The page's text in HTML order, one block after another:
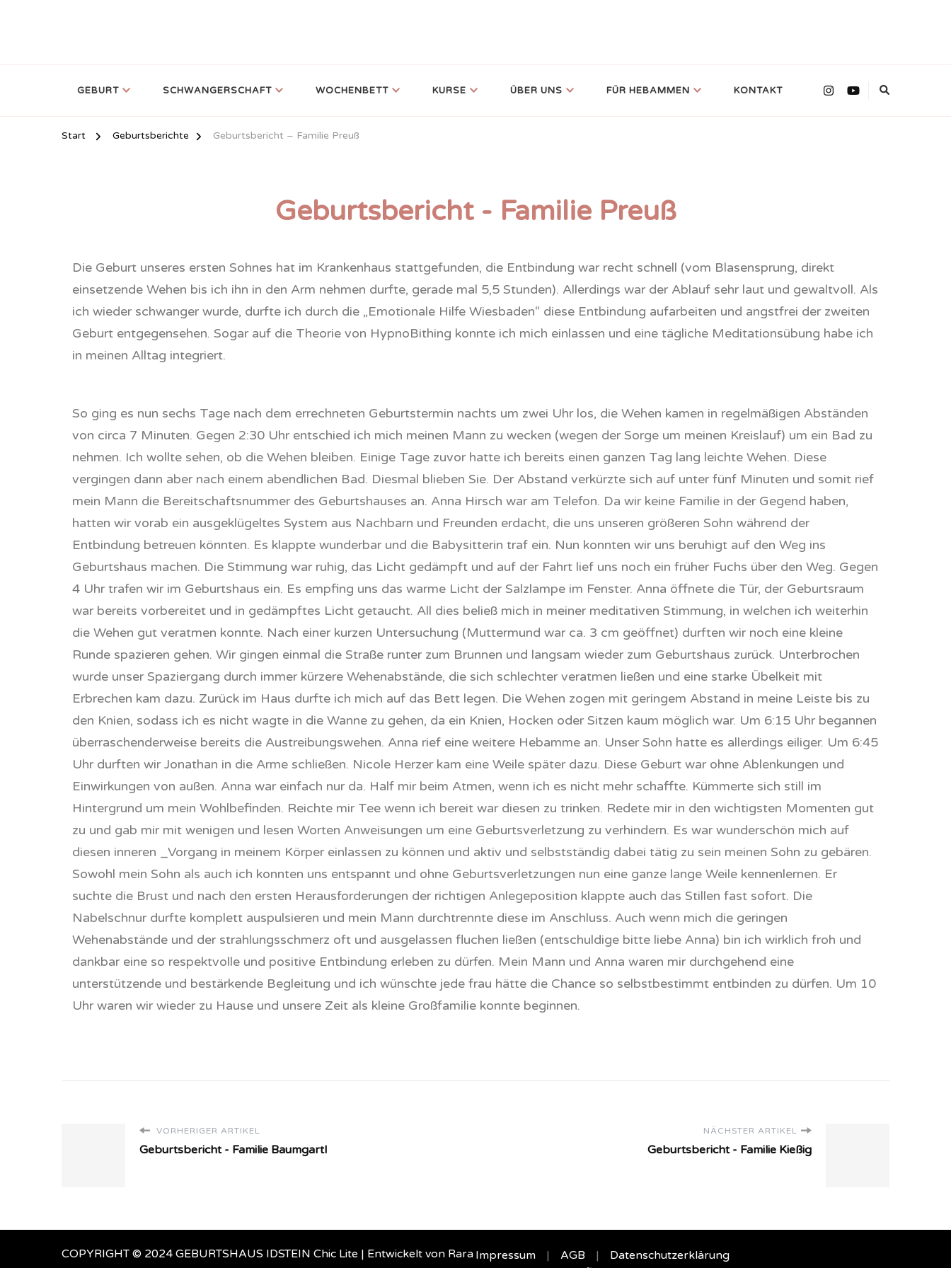
GEBURT SCHWANGERSCHAFT WOCHENBETT KURSE ÜBER UNS FÜR HEBAMMEN KONTAKT
Start Geburtsberichte Geburtsbericht – Familie Preuß
Geburtsbericht - Familie Preuß
Die Geburt unseres ersten Sohnes hat im Krankenhaus stattgefunden, die Entbindung war recht schnell (vom Blasensprung, direkt
einsetzende Wehen bis ich ihn in den Arm nehmen durfte, gerade mal 5,5 Stunden). Allerdings war der Ablauf sehr laut und gewaltvoll. Als
ich wieder schwanger wurde, durfte ich durch die „Emotionale Hilfe Wiesbaden“ diese Entbindung aufarbeiten und angstfrei der zweiten
Geburt entgegensehen. Sogar auf die Theorie von HypnoBithing konnte ich mich einlassen und eine tägliche Meditationsübung habe ich
in meinen Alltag integriert.
So ging es nun sechs Tage nach dem errechneten Geburtstermin nachts um zwei Uhr los, die Wehen kamen in regelmäßigen Abständen
von circa 7 Minuten. Gegen 2:30 Uhr entschied ich mich meinen Mann zu wecken (wegen der Sorge um meinen Kreislauf) um ein Bad zu
nehmen. Ich wollte sehen, ob die Wehen bleiben. Einige Tage zuvor hatte ich bereits einen ganzen Tag lang leichte Wehen. Diese
vergingen dann aber nach einem abendlichen Bad. Diesmal blieben Sie. Der Abstand verkürzte sich auf unter fünf Minuten und somit rief
mein Mann die Bereitschaftsnummer des Geburtshauses an. Anna Hirsch war am Telefon. Da wir keine Familie in der Gegend haben,
hatten wir vorab ein ausgeklügeltes System aus Nachbarn und Freunden erdacht, die uns unseren größeren Sohn während der
Entbindung betreuen könnten. Es klappte wunderbar und die Babysitterin traf ein. Nun konnten wir uns beruhigt auf den Weg ins
Geburtshaus machen. Die Stimmung war ruhig, das Licht gedämpft und auf der Fahrt lief uns noch ein früher Fuchs über den Weg. Gegen
4 Uhr trafen wir im Geburtshaus ein. Es empfing uns das warme Licht der Salzlampe im Fenster. Anna öffnete die Tür, der Geburtsraum
war bereits vorbereitet und in gedämpftes Licht getaucht. All dies beließ mich in meiner meditativen Stimmung, in welchen ich weiterhin
die Wehen gut veratmen konnte. Nach einer kurzen Untersuchung (Muttermund war ca. 3 cm geöffnet) durften wir noch eine kleine
Runde spazieren gehen. Wir gingen einmal die Straße runter zum Brunnen und langsam wieder zum Geburtshaus zurück. Unterbrochen
wurde unser Spaziergang durch immer kürzere Wehenabstände, die sich schlechter veratmen ließen und eine starke Übelkeit mit
Erbrechen kam dazu. Zurück im Haus durfte ich mich auf das Bett legen. Die Wehen zogen mit geringem Abstand in meine Leiste bis zu
den Knien, sodass ich es nicht wagte in die Wanne zu gehen, da ein Knien, Hocken oder Sitzen kaum möglich war. Um 6:15 Uhr begannen
überraschenderweise bereits die Austreibungswehen. Anna rief eine weitere Hebamme an. Unser Sohn hatte es allerdings eiliger. Um 6:45
Uhr durften wir Jonathan in die Arme schließen. Nicole Herzer kam eine Weile später dazu. Diese Geburt war ohne Ablenkungen und
Einwirkungen von außen. Anna war einfach nur da. Half mir beim Atmen, wenn ich es nicht mehr schaffte. Kümmerte sich still im
Hintergrund um mein Wohlbefinden. Reichte mir Tee wenn ich bereit war diesen zu trinken. Redete mir in den wichtigsten Momenten gut
zu und gab mir mit wenigen und lesen Worten Anweisungen um eine Geburtsverletzung zu verhindern. Es war wunderschön mich auf
diesen inneren _Vorgang in meinem Körper einlassen zu können und aktiv und selbstständig dabei tätig zu sein meinen Sohn zu gebären.
Sowohl mein Sohn als auch ich konnten uns entspannt und ohne Geburtsverletzungen nun eine ganze lange Weile kennenlernen. Er
suchte die Brust und nach den ersten Herausforderungen der richtigen Anlegeposition klappte auch das Stillen fast sofort. Die
Nabelschnur durfte komplett auspulsieren und mein Mann durchtrennte diese im Anschluss. Auch wenn mich die geringen
Wehenabstände und der strahlungsschmerz oft und ausgelassen fluchen ließen (entschuldige bitte liebe Anna) bin ich wirklich froh und
dankbar eine so respektvolle und positive Entbindung erleben zu dürfen. Mein Mann und Anna waren mir durchgehend eine
unterstützende und bestärkende Begleitung und ich wünschte jede frau hätte die Chance so selbstbestimmt entbinden zu dürfen. Um 10
Uhr waren wir wieder zu Hause und unsere Zeit als kleine Großfamilie konnte beginnen.
VORHERIGER ARTIKEL
Geburtsbericht - Familie Baumgartl
NÄCHSTER ARTIKEL
Geburtsbericht - Familie Kießig
COPYRIGHT © 2024 GEBURTSHAUS IDSTEIN Chic Lite | Entwickelt von Rara Impressum AGB
Datenschutzerklärung